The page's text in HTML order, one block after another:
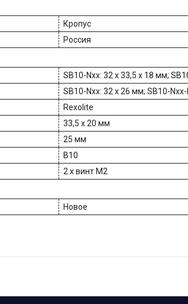
Кропус
Россия
SB10-Nxx: 32 х 33,5 х 18 мм;
SB10-Nxx: 32 х 26 мм; SB10-
Rexolite
33,5 х 20 мм
25 мм
B10
2 х винт М2
Новое